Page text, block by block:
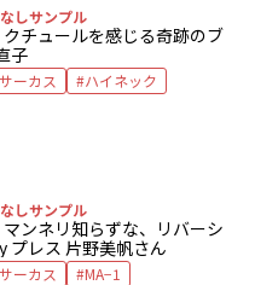
しサンプル
クチュールを感じる奇跡のブ
子
ーカス
ハイネック
しサンプル
マンネリ知らずな、リバーシ
プレス 片野美帆さん
ーカス
MA−1